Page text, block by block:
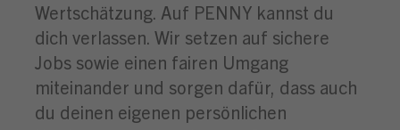
Wertschätzung. Auf PENNY kannst du
dich verlassen. Wir setzen auf sichere
Jobs sowie einen fairen Umgang
miteinander und sorgen dafür, dass auch
du deinen eigenen persönlichen